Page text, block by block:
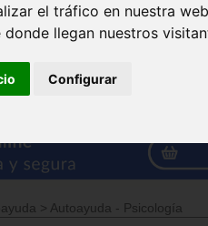
el tráfico en nuestra
llegan nuestros
Configurar
> Autoayuda - Psicología